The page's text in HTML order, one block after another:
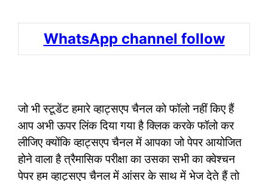
WhatsApp channel follow
जो भी स्टूडेंट हमारे व्हाट्सएप चैनल को फॉलो नहीं किए हैं
आप अभी ऊपर लिंक दिया गया है क्लिक करके फॉलो कर
लीजिए क्योंकि व्हाट्सएप चैनल में आपका जो पेपर आयोजित
होने वाला है त्रैमासिक परीक्षा का उसका सभी का क्वेश्चन
पेपर हम व्हाट्सएप चैनल में आंसर के साथ में भेज देते हैं तो